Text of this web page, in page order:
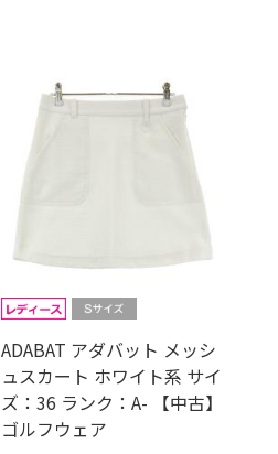
ADABAT アダバット メッシ
ュスカート ホワイト系 サイ
ズ：36 ランク：A- 【中古】
ゴルフウェア